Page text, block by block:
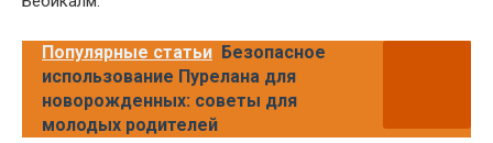
Популярные статьи Безопасное
использование Пурелана для
новорожденных: советы для
молодых родителей